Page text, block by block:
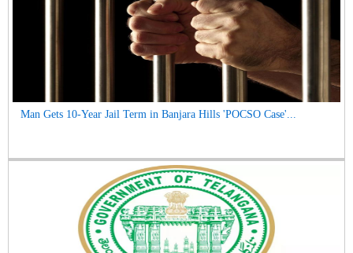
Man Gets 10-Year Jail Term in Banjara Hills 'POCSO Case'...